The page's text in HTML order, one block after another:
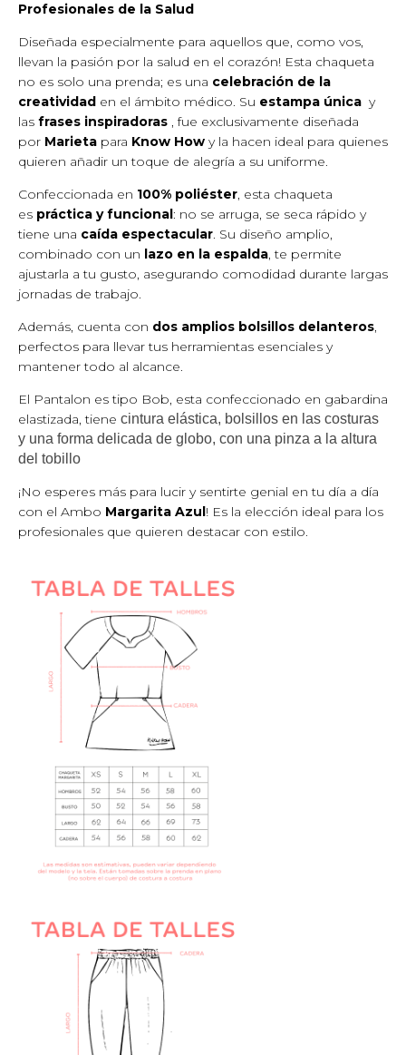
Profesionales de la Salud
Diseñada especialmente para aquellos que, como vos,
llevan la pasión por la salud en el corazón! Esta chaqueta
no es solo una prenda; es una celebración de la
creatividad en el ámbito médico. Su estampa única y
las frases inspiradoras , fue exclusivamente diseñada
por Marieta para Know How y la hacen ideal para quienes
quieren añadir un toque de alegría a su uniforme.
Confeccionada en 100% poliéster, esta chaqueta
es práctica y funcional: no se arruga, se seca rápido y
tiene una caída espectacular. Su diseño amplio,
combinado con un lazo en la espalda, te permite
ajustarla a tu gusto, asegurando comodidad durante largas
jornadas de trabajo.
Además, cuenta con dos amplios bolsillos delanteros,
perfectos para llevar tus herramientas esenciales y
mantener todo al alcance.
El Pantalon es tipo Bob, esta confeccionado en gabardina
elastizada, tiene cintura elástica, bolsillos en las costuras
y una forma delicada de globo, con una pinza a la altura
del tobillo
¡No esperes más para lucir y sentirte genial en tu día a día
con el Ambo Margarita Azul! Es la elección ideal para los
profesionales que quieren destacar con estilo.